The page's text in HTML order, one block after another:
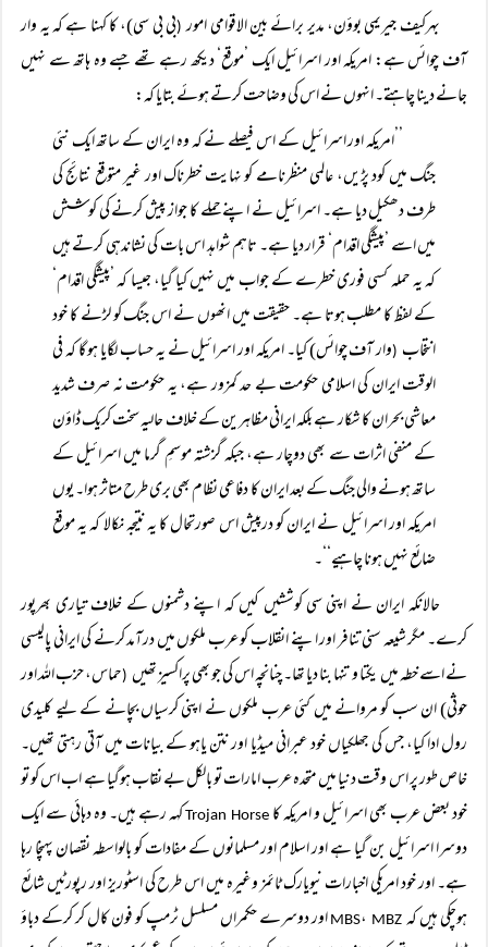
بہرکیف جیریمی بوؤن، مدیر برائے بین الاقوامی امور(بی بی سی)، کا کہنا ہے کہ یہ وار
آف چوائس ہے: امریکہ اور اسرائیل ایک ’موقع‘ دیکھ رہے تھے جسے وہ ہاتھ سے نہیں
جانے دینا چاہتے۔ انہوں نے اس کی وضاحت کرتے ہوئے بتایا کہ:
’’امریکہ اور اسرائیل کے اس فیصلے نے کہ وہ ایران کے ساتھ ایک نئی
جنگ میں کود پڑیں، عالمی منظرنامے کو نہایت خطرناک اور غیر متوقع نتائج کی
طرف دھکیل دیا ہے۔ اسرائیل نے اپنے حملے کا جواز پیش کرنے کی کوشش
میں اسے ’پیشگی اقدام‘ قرار دیا ہے۔ تاہم شواہد اس بات کی نشاندہی کرتے ہیں
کہ یہ حملہ کسی فوری خطرے کے جواب میں نہیں کیا گیا، جیسا کہ ’پیشگی اقدام‘
کے لفظ کا مطلب ہوتا ہے۔ حقیقت میں انھوں نے اس جنگ کو لڑنے کا خود
انتخاب (وار آف چوائس) کیا۔ امریکہ اور اسرائیل نے یہ حساب لگایا ہو گا کہ فی
الوقت ایران کی اسلامی حکومت بے حد کمزور ہے، یہ حکومت نہ صرف شدید
معاشی بحران کا شکار ہے بلکہ ایرانی مظاہرین کے خلاف حالیہ سخت کریک ڈاؤن
کے منفی اثرات سے بھی دوچار ہے، جبکہ گزشتہ موسمِ گرما میں اسرائیل کے
ساتھ ہونے والی جنگ کے بعد ایران کا دفاعی نظام بھی بری طرح متاثر ہوا۔ یوں
امریکہ اور اسرائیل نے ایران کو درپیش اس صورتحال کا یہ نتیجہ نکالا کہ یہ موقع
ضائع نہیں ہونا چاہیے‘‘۔
حالانکہ ایران نے اپنی سی کوششیں کیں کہ اپنے دشمنوں کے خلاف تیاری بھرپور
کرے۔ مگر شیعہ سنی تنافر اور اپنے انقلاب کو عرب ملکوں میں درآمد کرنے کی ایرانی پالیسی
نے اسے خطہ میں یکتا و تنہا بنا دیا تھا۔ چنانچہ اس کی جو بھی پراکسیز تھیں (حماس، حزب اللہ اور
حوثی) ان سب کو مروانے میں کئی عرب ملکوں نے اپنی کرسیاں بچانے کے لیے کلیدی
رول ادا کیا، جس کی جھلکیاں خود عبرانی میڈیا اور نتن یاہو کے بیانات میں آتی رہتی تھیں۔
خاص طور پر اس وقت دنیا میں متحدہ عرب امارات تو بالکل بے نقاب ہوگیا ہے اب اس کو تو
خود بعض عرب بھی اسرائیل و امریکہ کا Trojan Horse
کہہ رہے ہیں۔ وہ دہائی سے ایک
دوسرا اسرائیل بن گیا ہے اور اسلام اور مسلمانوں کے مفادات کو بالواسطہ نقصان پہنچا رہا
ہے۔ اور خود امریکی اخبارات نیویارک ٹائمز وغیرہ میں اس طرح کی اسٹوریز اور رپورٹیں شائع
ہوچکی ہیں کہ MBS ، MBZ
اور دوسرے حکمراں مسلسل ٹرمپ کو فون کال کر کرکے دباؤ